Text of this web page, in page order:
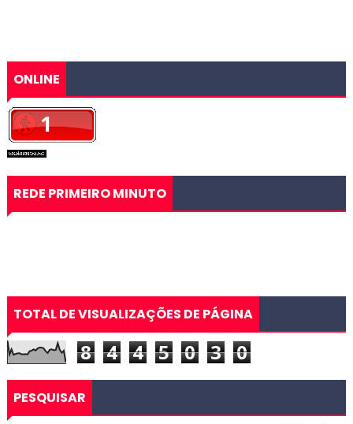
ONLINE
REDE PRIMEIRO MINUTO
TOTAL DE VISUALIZAÇÕES DE PÁGINA
8 4 4 5 0 3 0
PESQUISAR